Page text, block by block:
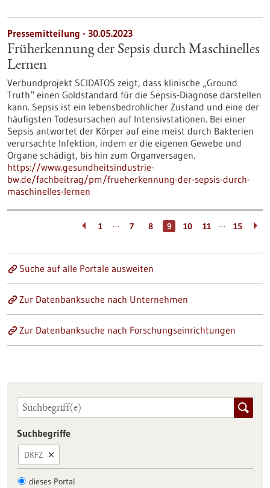
Pressemitteilung - 30.05.2023
Früherkennung der Sepsis durch Maschinelles
Lernen
Verbundprojekt SCIDATOS zeigt, dass klinische „Ground
Truth“ einen Goldstandard für die Sepsis-Diagnose darstellen
kann. Sepsis ist ein lebensbedrohlicher Zustand und eine der
häufigsten Todesursachen auf Intensivstationen. Bei einer
Sepsis antwortet der Körper auf eine meist durch Bakterien
verursachte Infektion, indem er die eigenen Gewebe und
Organe schädigt, bis hin zum Organversagen.
https://www.gesundheitsindustrie-
bw.de/fachbeitrag/pm/frueherkennung-der-sepsis-durch-
maschinelles-lernen
1 … 7 8 9 10 11 … 15
Suche auf alle Portale ausweiten
Zur Datenbanksuche nach Unternehmen
Zur Datenbanksuche nach Forschungseinrichtungen
Suchbegriffe
DKFZ
dieses Portal